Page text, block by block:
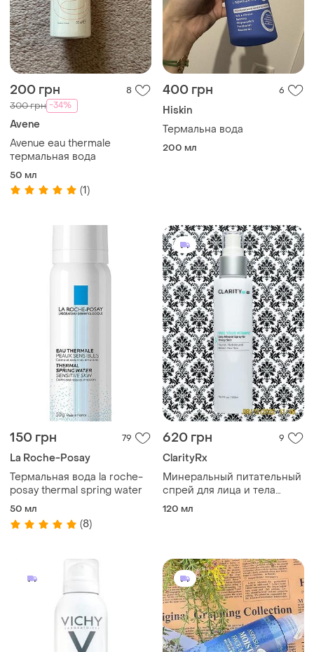
200 грн 8
300 грн -34%
Avene
Avenue eau thermale
термальная вода
50 мл
(1)
400 грн 6
Hiskin
Термальна вода
200 мл
150 грн 79
La Roche-Posay
Термальная вода la roche-
posay thermal spring water
50 мл
(8)
620 грн 9
ClarityRx
Минеральный питательный
спрей для лица и тела
clarity rx pro take your
120 мл